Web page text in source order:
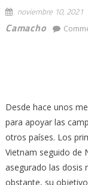
noviembre 10, 2021
Camacho
Desde hace unos
para apoyar las
otros países. Los
Vietnam seguido de
asegurado las dosis
obstante, su